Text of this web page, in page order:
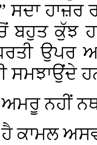
ਸਦਾ
ਚੋਂ ਬਹੁਤ ਕੁੱਝ
ਉਪਰ
ਸਮਝਾਉਂਦੇ
ਅਮਰੂ ਨਹੀਂ
ਹੈ ਕਾਮਲ